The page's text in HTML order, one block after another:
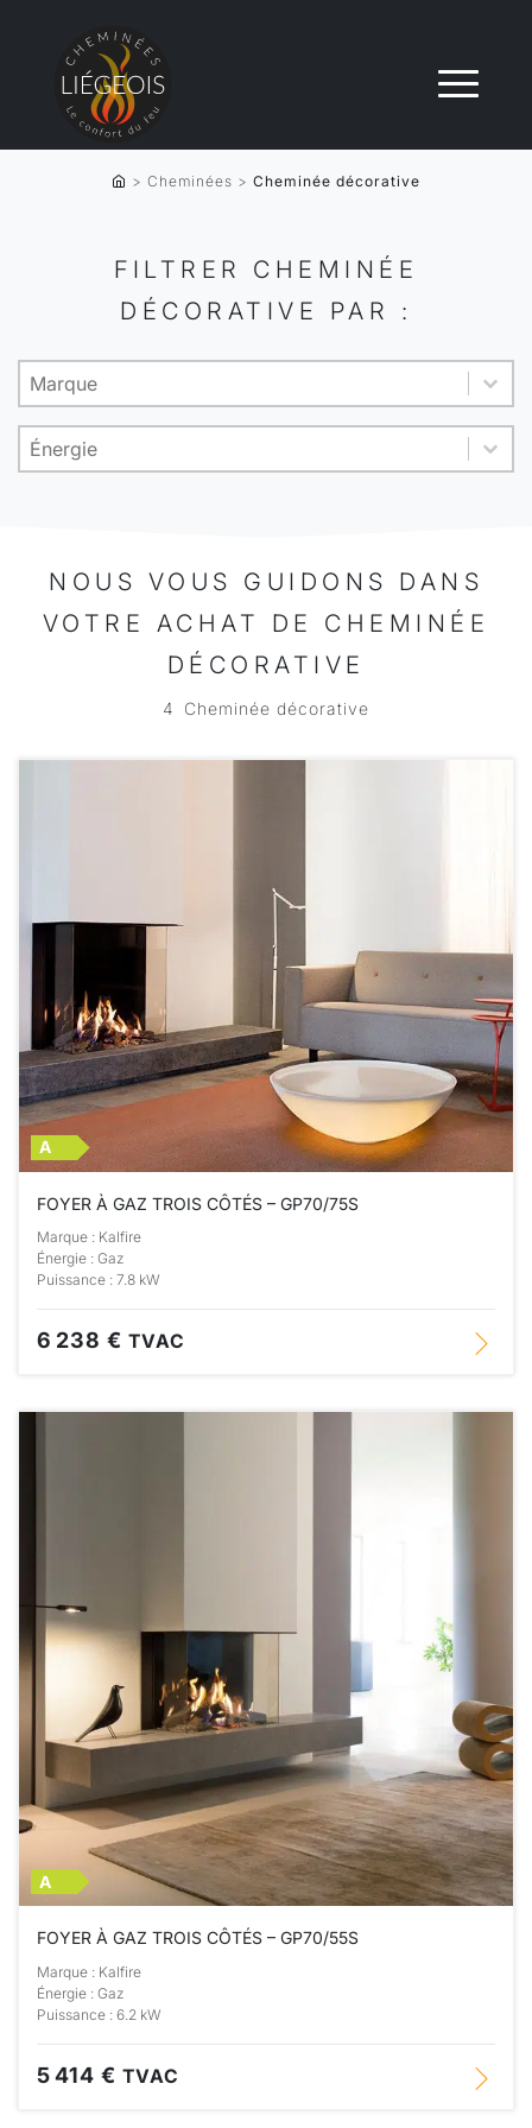
> Cheminées > Cheminée décorative
FILTRER CHEMINÉE
DÉCORATIVE PAR :
Product brand
Sélectionnez le contenu
Sélectionnez le contenu
Energy
Sélectionnez le contenu
Sélectionnez le contenu
NOUS VOUS GUIDONS DANS
VOTRE ACHAT DE CHEMINÉE
DÉCORATIVE
4 Cheminée décorative
A
FOYER À GAZ TROIS CÔTÉS – GP70/75S
Marque : Kalfire
Énergie : Gaz
Puissance : 7.8 kW
6 238 € TVAC
A
FOYER À GAZ TROIS CÔTÉS – GP70/55S
Marque : Kalfire
Énergie : Gaz
Puissance : 6.2 kW
5 414 € TVAC